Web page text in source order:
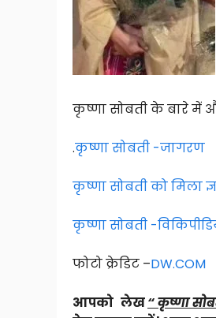
कृष्णा सोबती के बारे में
.कृष्णा सोबती -जागरण
कृष्णा सोबती को मिला
कृष्णा सोबती -
फोटो क्रेडिट –DW.COM
आपको लेख“कृष्णा